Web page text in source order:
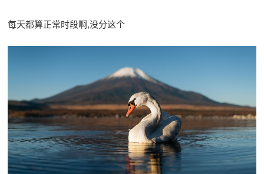
每天都算正常时段啊,没分这个